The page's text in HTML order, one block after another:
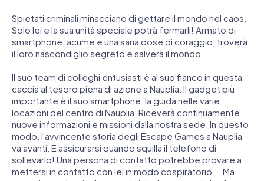
Spietati criminali minacciano di gettare il mondo nel caos.
Solo lei e la sua unità speciale potrà fermarli! Armato di
smartphone, acume e una sana dose di coraggio, troverà
il loro nascondiglio segreto e salverà il mondo.
Il suo team di colleghi entusiasti è al suo fianco in questa
caccia al tesoro piena di azione a Nauplia. Il gadget più
importante è il suo smartphone: la guida nelle varie
locazioni del centro di Nauplia. Riceverà continuamente
nuove informazioni e missioni dalla nostra sede. In questo
modo, l'avvincente storia degli Escape Games a Nauplia
va avanti. E assicurarsi quando squilla il telefono di
sollevarlo! Una persona di contatto potrebbe provare a
mettersi in contatto con lei in modo cospiratorio ... Ma